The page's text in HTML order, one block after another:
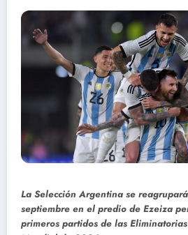
La Selección Argentina se
septiembre en el predio de Ezeiza
primeros partidos de las